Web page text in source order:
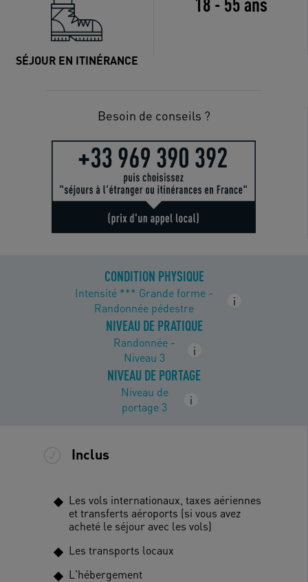
SÉJOUR EN ITINÉRANCE
Besoin de conseils ?
CONDITION PHYSIQUE
Intensité *** Grande forme -
Randonnée pédestre
i
NIVEAU DE PRATIQUE
Randonnée -
Niveau 3
i
NIVEAU DE PORTAGE
Niveau de
portage 3
i
Inclus
Les vols internationaux, taxes aériennes
et transferts aéroports (si vous avez
acheté le séjour avec les vols)
Les transports locaux
L'hébergement